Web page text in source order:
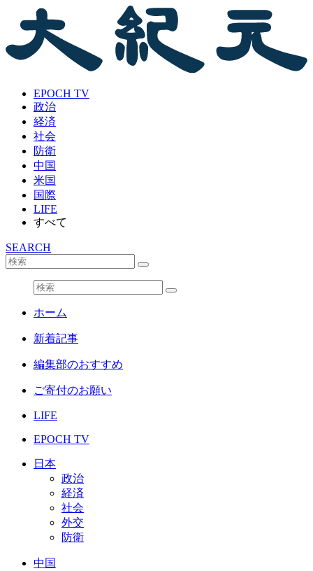
EPOCH TV
政治
経済
社会
防衛
中国
米国
国際
LIFE
すべて
SEARCH
ホーム
新着記事
編集部のおすすめ
ご寄付のお願い
LIFE
EPOCH TV
日本
政治
経済
社会
外交
防衛
中国